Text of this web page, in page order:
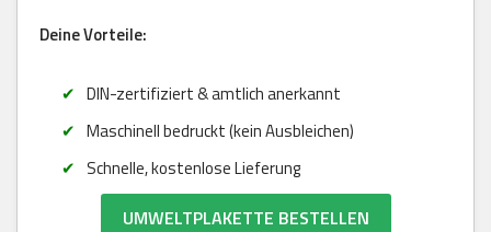
Deine Vorteile:
DIN-zertifiziert & amtlich anerkannt
Maschinell bedruckt (kein Ausbleichen)
Schnelle, kostenlose Lieferung
UMWELTPLAKETTE BESTELLEN